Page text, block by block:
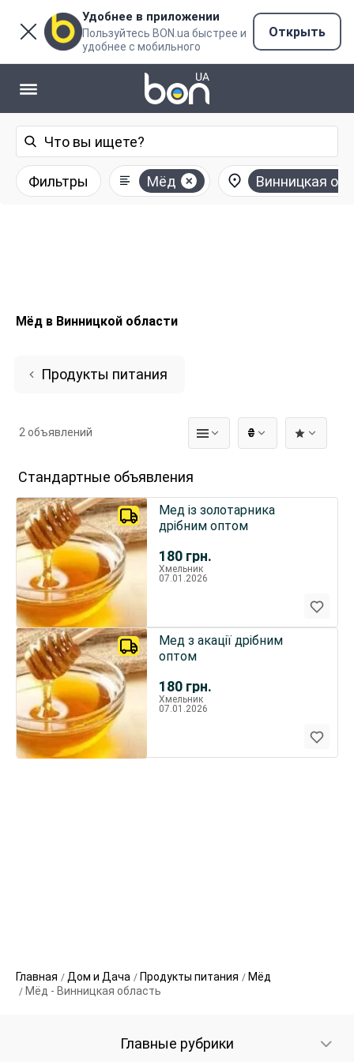
Удобнее в приложении
Пользуйтесь BON.ua быстрее и
удобнее с мобильного
Открыть
Фильтры Мёд Винницкая
Мёд в Винницкой области
Продукты питания
₴
2 объявлений
Стандартные объявления
180 грн.
Мед із золотарника
дрібним оптом
Хмельник
07.01.2026
180 грн.
Мед з акації дрібним
оптом
Хмельник
07.01.2026
Главная Дом и Дача Продукты питания
Мёд
Мёд - Винницкая область
Главные рубрики